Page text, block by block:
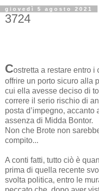
giovedì 5 agosto 2021
3724
Costretta a restare entro
offrire un porto sicuro alla
cui ella avesse deciso di
correre il serio rischio di
posta d’impegno, accanto
assenza di Midda Bontor.
Non che Brote non
compito...
A conti fatti, tutto ciò è
prima di quella recente
svolta politica, entro le